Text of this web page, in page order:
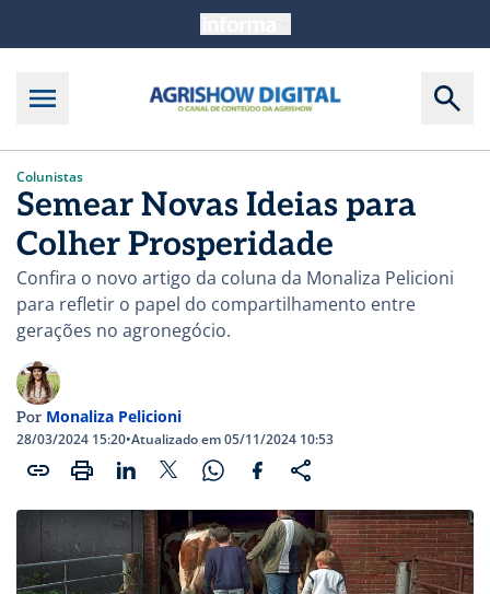
Colunistas
Semear Novas Ideias para
Colher Prosperidade
Confira o novo artigo da coluna da Monaliza Pelicioni
para refletir o papel do compartilhamento entre
gerações no agronegócio.
Por Monaliza Pelicioni
28/03/2024 15:20•Atualizado em 05/11/2024 10:53